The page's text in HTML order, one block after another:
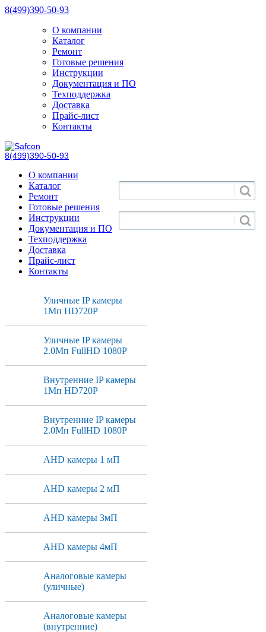
8(499)390-50-93
О компании
Каталог
Ремонт
Готовые решения
Инструкции
Документация и ПО
Техподдержка
Доставка
Прайс-лист
Контакты
8(499)390-50-93
О компании
Каталог
Ремонт
Готовые решения
Инструкции
Документация и ПО
Техподдержка
Доставка
Прайс-лист
Контакты
Уличные IP камеры
1Мп HD720P
Уличные IP камеры
2.0Мп FullHD 1080P
Внутренние IP камеры
1Мп HD720P
Внутренние IP камеры
2.0Мп FullHD 1080P
AHD камеры 1 мП
AHD камеры 2 мП
AHD камеры 3мП
AHD камеры 4мП
Аналоговые камеры
(уличные)
Аналоговые камеры
(внутренние)